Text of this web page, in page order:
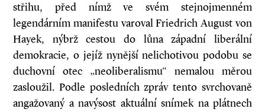
střihu, před nímž ve svém stejnojmenném
legendárním manifestu varoval Friedrich August von
Hayek, nýbrž cestou do lůna západní liberální
demokracie, o jejíž nynější nelichotivou podobu se
duchovní otec „neoliberalismu“ nemalou měrou
zasloužil. Podle posledních zpráv tento svrchovaně
angažovaný a navýsost aktuální snímek na plátnech